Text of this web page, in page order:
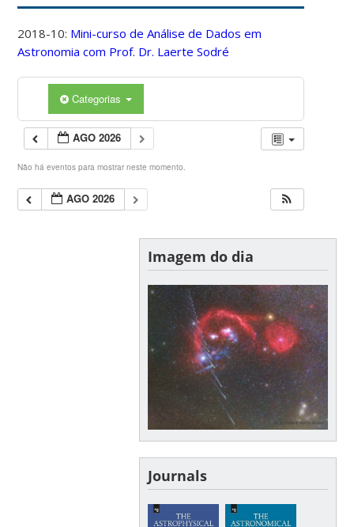
2018-10: Mini-curso de Análise de Dados em
Astronomia com Prof. Dr. Laerte Sodré
Categorias
AGO 2026
Não há eventos para mostrar neste momento.
AGO 2026
Imagem do dia
Journals